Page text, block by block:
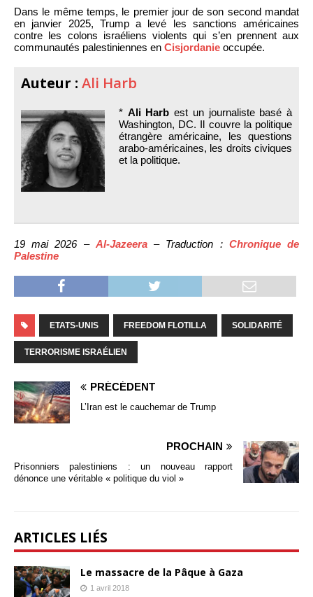
Dans le même temps, le premier jour de son second mandat
en janvier 2025, Trump a levé les sanctions américaines
contre les colons israéliens violents qui s’en prennent aux
communautés palestiniennes en Cisjordanie occupée.
Auteur : Ali Harb
* Ali Harb est un journaliste basé à
Washington, DC. Il couvre la politique
étrangère américaine, les questions
arabo-américaines, les droits civiques
et la politique.
19 mai 2026 – Al-Jazeera– Traduction : Chronique de
Palestine
ETATS-UNIS FREEDOM FLOTILLA SOLIDARITÉ
TERRORISME ISRAÉLIEN
PRÉCÉDENT
L’Iran est le cauchemar de Trump
PROCHAIN
Prisonniers palestiniens : un nouveau rapport
dénonce une véritable « politique du viol »
ARTICLES LIÉS
Le massacre de la Pâque à Gaza
1 avril 2018